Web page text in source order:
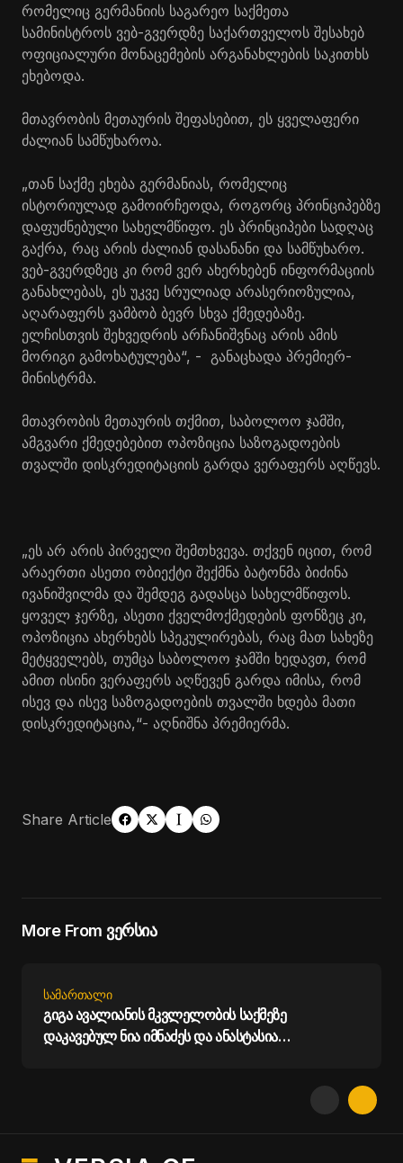
რომელიც გერმანიის საგარეო საქმეთა
სამინისტროს ვებ-გვერდზე საქართველოს შესახებ
ოფიციალური მონაცემების არგანახლების საკითხს
ეხებოდა.
მთავრობის მეთაურის შეფასებით, ეს ყველაფერი
ძალიან სამწუხაროა.
„თან საქმე ეხება გერმანიას, რომელიც
ისტორიულად გამოირჩეოდა, როგორც პრინციპებზე
დაფუძნებული სახელმწიფო. ეს პრინციპები სადღაც
გაქრა, რაც არის ძალიან დასანანი და სამწუხარო.
ვებ-გვერდზეც კი რომ ვერ ახერხებენ ინფორმაციის
განახლებას, ეს უკვე სრულიად არასერიოზულია,
აღარაფერს ვამბობ ბევრ სხვა ქმედებაზე.
ელჩისთვის შეხვედრის არჩანიშვნაც არის ამის
მორიგი გამოხატულება“, - განაცხადა პრემიერ-
მინისტრმა.
მთავრობის მეთაურის თქმით, საბოლოო ჯამში,
ამგვარი ქმედებებით ოპოზიცია საზოგადოების
თვალში დისკრედიტაციის გარდა ვერაფერს აღწევს.
„ეს არ არის პირველი შემთხვევა. თქვენ იცით, რომ
არაერთი ასეთი ობიექტი შექმნა ბატონმა ბიძინა
ივანიშვილმა და შემდეგ გადასცა სახელმწიფოს.
ყოველ ჯერზე, ასეთი ქველმოქმედების ფონზეც კი,
ოპოზიცია ახერხებს სპეკულირებას, რაც მათ სახეზე
მეტყველებს, თუმცა საბოლოო ჯამში ხედავთ, რომ
ამით ისინი ვერაფერს აღწევენ გარდა იმისა, რომ
ისევ და ისევ საზოგადოების თვალში ხდება მათი
დისკრედიტაცია,“- აღნიშნა პრემიერმა.
Share Article
More From ვერსია
ᲡᲐᲛᲐᲠᲗᲐᲚᲘ
გიგა ავალიანის მკვლელობის საქმეზე
დაკავებულ ნია იმნაძეს და ანასტასია